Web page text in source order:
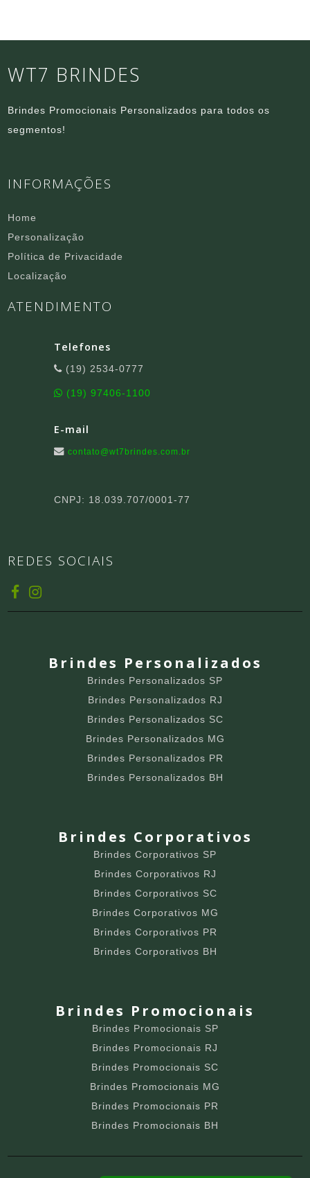
WT7 BRINDES
Brindes Promocionais Personalizados para todos os
segmentos!
INFORMAÇÕES
Home
Personalização
Política de Privacidade
Localização
ATENDIMENTO
Telefones
(19) 2534-0777
(19) 97406-1100
E-mail
contato@wt7brindes.com.br
CNPJ: 18.039.707/0001-77
REDES SOCIAIS
Brindes Personalizados
Brindes Personalizados SP
Brindes Personalizados RJ
Brindes Personalizados SC
Brindes Personalizados MG
Brindes Personalizados PR
Brindes Personalizados BH
Brindes Corporativos
Brindes Corporativos SP
Brindes Corporativos RJ
Brindes Corporativos SC
Brindes Corporativos MG
Brindes Corporativos PR
Brindes Corporativos BH
Brindes Promocionais
Brindes Promocionais SP
Brindes Promocionais RJ
Brindes Promocionais SC
Brindes Promocionais MG
Brindes Promocionais PR
Brindes Promocionais BH